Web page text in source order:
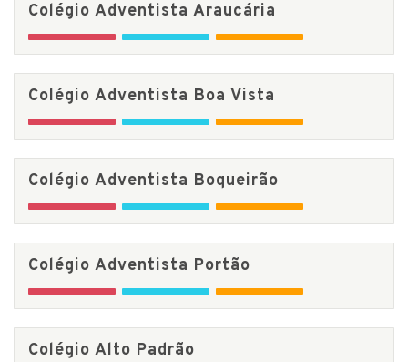
Colégio Adventista Araucária
Colégio Adventista Boa Vista
Colégio Adventista Boqueirão
Colégio Adventista Portão
Colégio Alto Padrão